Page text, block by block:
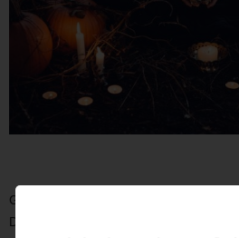
Geschichten über Geisterhunde gibt in
Dartmoor.